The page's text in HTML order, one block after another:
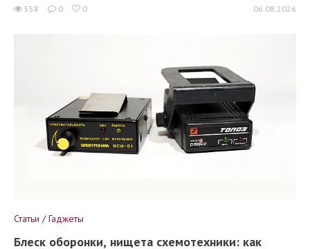
558 0 0 06.08.2026
Статьи / Гаджеты
Блеск оборонки, нищета схемотехники: как